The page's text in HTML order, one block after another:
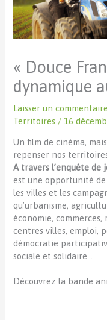
« Douce
dynamique
Laisser un commentaire
Territoires / 16
Un film de cinéma,
repenser nos
A travers l’enquête de
est une opportunité
les villes et les
qu’urbanisme,
économie,
centres villes, emploi,
démocratie
sociale et solidaire…
Découvrez la bande